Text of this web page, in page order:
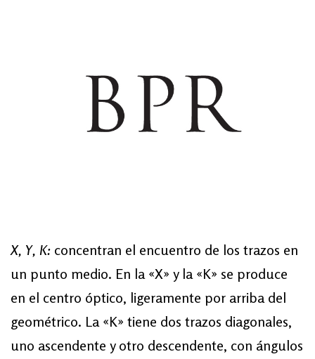
X, Y, K: concentran el encuentro de los trazos en
un punto medio. En la «X» y la «K» se produce
en el centro óptico, ligeramente por arriba del
geométrico. La «K» tiene dos trazos diagonales,
uno ascendente y otro descendente, con ángulos